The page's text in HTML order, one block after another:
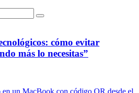
cómo evitar
más lo necesitas”